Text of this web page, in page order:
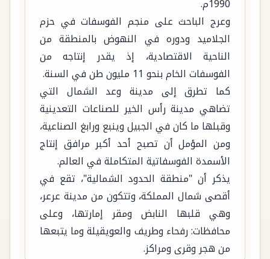
1990م.
وعرج الباحث على منجم الفوسفات في حزم
الجلاميد ودوره في النهوض بالمنطقة من
الناحية الاقتصادية، إذ يقدر إنتاجه من
الفوسفات الخام بنحو 11 مليون طن في السنة.
كما تطرق إلى مدينة وعد الشمال التي
تضاهي مدينة رأس الخير للصناعات التعدينية
وقبلها ما كان في الجبيل وينبع ورابغ الصناعية،
ومن المؤمل أن تصبح أحد أكبر مرافق إنتاج
الأسمدة الفوسفاتية المتكاملة في العالم.
يذكر أن "منطقة الحدود الشمالية"، تقع في
أقصى شمال المملكة، وتتكون من مدينة عرعر،
وهي قلبها النابض ومقر إمارتها، وعلى
محافظات: رفحاء وطريف والعويقيلة وما يتبعها
من هجر وقرى ومراكز.